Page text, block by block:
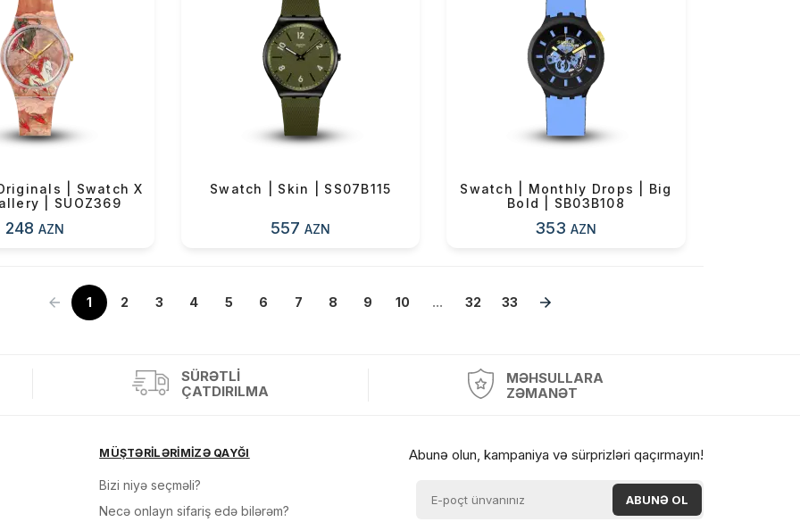
| Swatch X
| SUOZ369
248AZN
Swatch | Skin | SS07B115
557AZN
Swatch | Monthly Drops | Big
Bold | SB03B108
353AZN
1 2 3 4 5 6 7 8 9 10 ... 32 33
SÜRƏTLI
ÇATDIRILMA
MƏHSULLARA
ZƏMANƏT
MÜŞTƏRİLƏRİMİZƏ QAYĞI
Bizi niyə seçməli?
Necə onlayn sifariş edə bilərəm?
Abunə olun, kampaniya və sürprizləri qaçırmayın!